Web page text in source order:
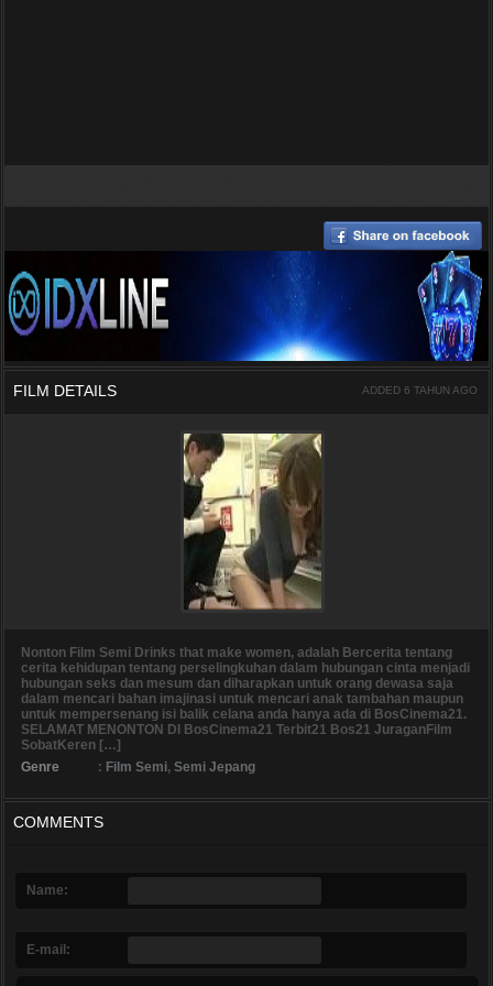
FILM DETAILS ADDED 6 TAHUN AGO
Nonton Film Semi Drinks that make women, adalah Bercerita tentang
cerita kehidupan tentang perselingkuhan dalam hubungan cinta menjadi
hubungan seks dan mesum dan diharapkan untuk orang dewasa saja
dalam mencari bahan imajinasi untuk mencari anak tambahan maupun
untuk mempersenang isi balik celana anda hanya ada di BosCinema21.
SELAMAT MENONTON DI BosCinema21 Terbit21 Bos21 JuraganFilm
SobatKeren […]
Genre
: Film Semi, Semi Jepang
COMMENTS
Name:
E-mail: